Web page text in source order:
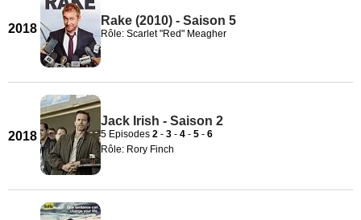
2018
Rake (2010) - Saison 5
Rôle: Scarlet "Red" Meagher
2018
Jack Irish - Saison 2
5 Episodes 2 - 3 - 4 - 5 - 6
Rôle: Rory Finch